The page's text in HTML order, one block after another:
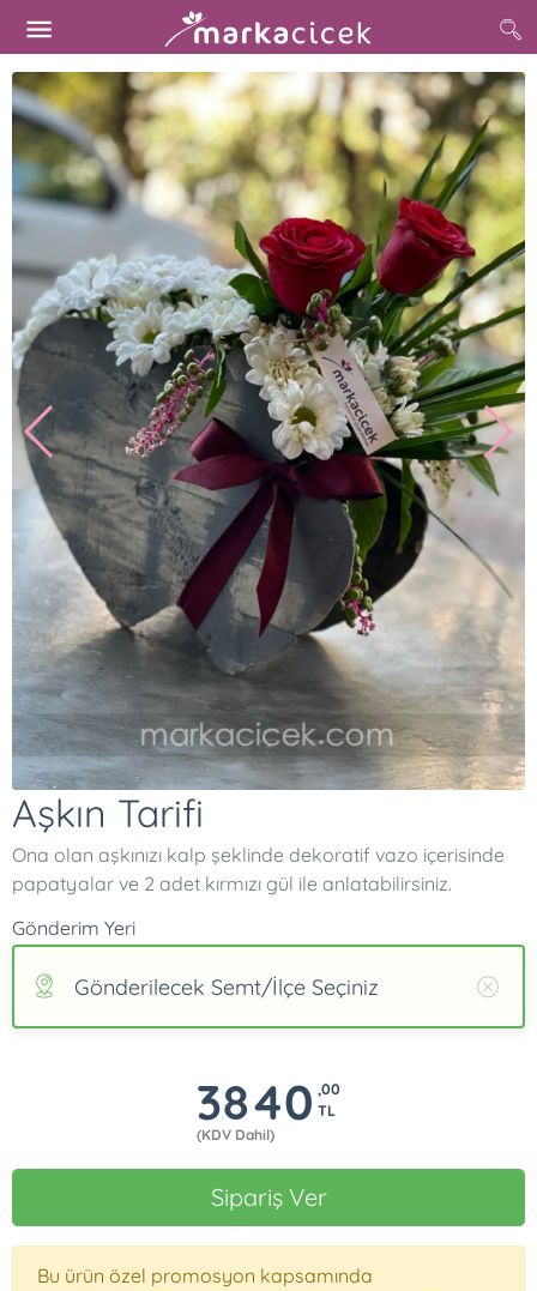
Aşkın Tarifi
Ona olan aşkınızı kalp şeklinde dekoratif vazo içerisinde
papatyalar ve 2 adet kırmızı gül ile anlatabilirsiniz.
Gönderim Yeri
Gönderilecek Semt/İlçe Seçiniz
3840 ,00
TL
(KDV Dahil)
Sipariş Ver
Bu ürün özel promosyon kapsamında